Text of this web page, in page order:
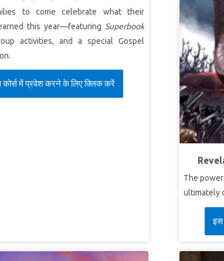
to come celebrate what their
this year—featuring Superbook
activities, and a special Gospel
कोर्स में प्रवेश करने के लिए क्लिक करें
The
ultimately
इस